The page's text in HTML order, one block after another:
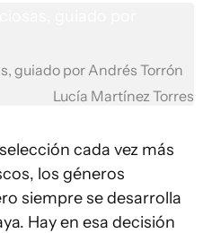
guiado por Andrés Torrón
Lucía Martínez Torres
cada vez más
los géneros
siempre se desarrolla
Hay en esa decisión